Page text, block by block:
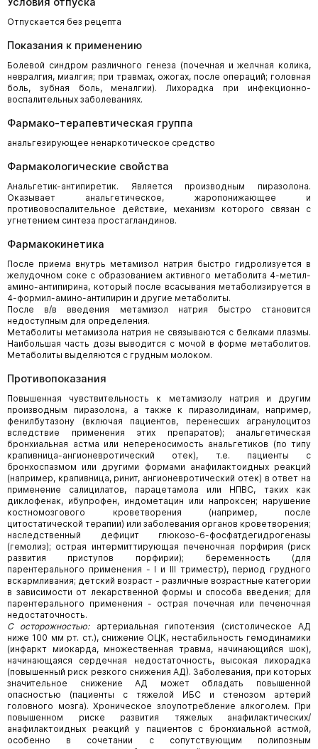
Отпускается без рецепта
Показания к применению
Болевой синдром различного генеза (почечная и желчная колика,
невралгия, миалгия; при травмах, ожогах, после операций; головная
боль, зубная боль, меналгии). Лихорадка при инфекционно-
воспалительных заболеваниях.
Фармако-терапевтическая группа
анальгезирующее ненаркотическое средство
Фармакологические свойства
Анальгетик-антипиретик. Является производным пиразолона.
Оказывает анальгетическое, жаропонижающее и
противовоспалительное действие, механизм которого связан с
угнетением синтеза простагландинов.
Фармакокинетика
После приема внутрь метамизол натрия быстро гидролизуется в
желудочном соке с образованием активного метаболита 4-метил-
амино-антипирина, который после всасывания метаболизируется в
4-формил-амино-антипирин и другие метаболиты.
После в/в введения метамизол натрия быстро становится
недоступным для определения.
Метаболиты метамизола натрия не связываются с белками плазмы.
Наибольшая часть дозы выводится с мочой в форме метаболитов.
Метаболиты выделяются с грудным молоком.
Противопоказания
Повышенная чувствительность к метамизолу натрия и другим
производным пиразолона, а также к пиразолидинам, например,
фенилбутазону (включая пациентов, перенесших агранулоцитоз
вследствие применения этих препаратов); анальгетическая
бронхиальная астма или непереносимость анальгетиков (по типу
крапивница-ангионевротический отек), т.е. пациенты с
бронхоспазмом или другими формами анафилактоидных реакций
(например, крапивница, ринит, ангионевротический отек) в ответ на
применение салицилатов, парацетамола или НПВС, таких как
диклофенак, ибупрофен, индометацин или напроксен; нарушение
костномозгового кроветворения (например, после
цитостатической терапии) или заболевания органов кроветворения;
наследственный дефицит глюкозо-6-фосфатдегидрогеназы
(гемолиз); острая интермиттирующая печеночная порфирия (риск
развития приступов порфирии); беременность (для
парентерального применения - I и III триместр), период грудного
вскармливания; детский возраст - различные возрастные категории
в зависимости от лекарственной формы и способа введения; для
парентерального применения - острая почечная или печеночная
недостаточность.
С осторожностью: артериальная гипотензия (систолическое АД
ниже 100 мм рт. ст.), снижение ОЦК, нестабильность гемодинамики
(инфаркт миокарда, множественная травма, начинающийся шок),
начинающаяся сердечная недостаточность, высокая лихорадка
(повышенный риск резкого снижения АД). Заболевания, при которых
значительное снижение АД может обладать повышенной
опасностью (пациенты с тяжелой ИБС и стенозом артерий
головного мозга). Хроническое злоупотребление алкоголем. При
повышенном риске развития тяжелых анафилактических/
анафилактоидных реакций у пациентов с бронхиальной астмой,
особенно в сочетании с сопутствующим полипозным